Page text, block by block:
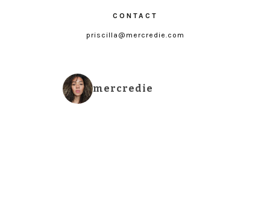
CONTACT
priscilla@mercredie.com
mercredie